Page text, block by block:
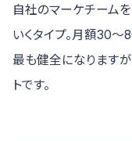
自社のマーケチーム
いくタイプ。月額30
最も健全になります
トです。